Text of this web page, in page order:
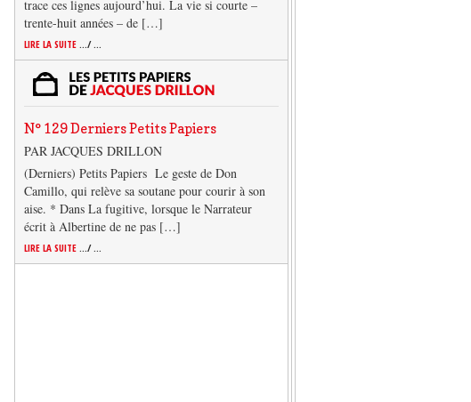
trace ces lignes aujourd’hui. La vie si courte –
trente-huit années – de […]
LIRE LA SUITE .../ ...
N° 129 Derniers Petits Papiers
PAR JACQUES DRILLON
(Derniers) Petits Papiers Le geste de Don
Camillo, qui relève sa soutane pour courir à son
aise. * Dans La fugitive, lorsque le Narrateur
écrit à Albertine de ne pas […]
LIRE LA SUITE .../ ...